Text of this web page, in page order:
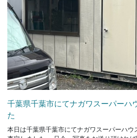
千葉県千葉市にてナガワスーパーハ
た
本日は千葉県千葉市にてナガワスーパーハウ